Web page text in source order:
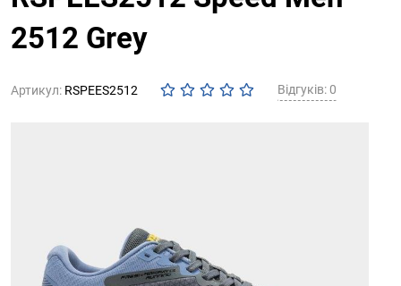
2512 Grey
Артикул: RSPEES2512 Відгуків: 0